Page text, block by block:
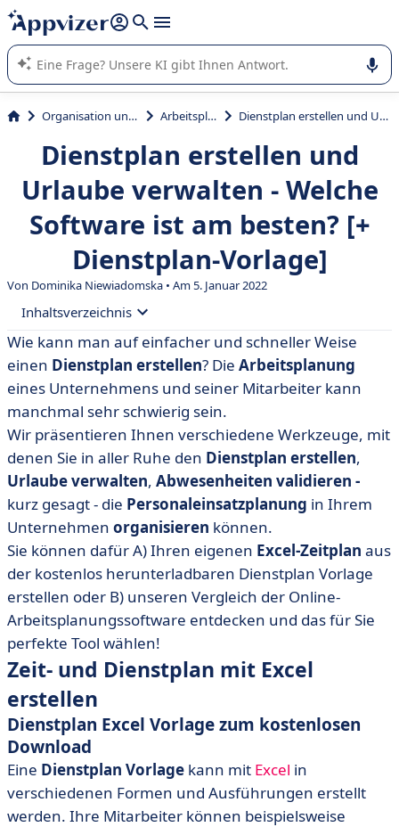
beantworten (mehrere Zeilen mit
Die KI von Appvizer führt Sie bei der Nutzung oder Auswahl
von SaaS-Software in Unternehmen.
Organisation und Planung Arbeitsplanung Dienstplan erstellen und Urlaube verwalten - Welche Software ist am besten? [+ Dienstplan-Vorlage]
Dienstplan erstellen und
Urlaube verwalten - Welche
Software ist am besten? [+
Dienstplan-Vorlage]
Von Dominika Niewiadomska • Am 5. Januar 2022
Inhaltsverzeichnis
• Zeit- und Dienstplan mit Excel erstellen
• Vorteile von Online-Software
• Mit Apps ein Dienstplan erstellen
• Eine effiziente Dienstplanung als Schlüssel zum Erfolg
Wie kann man auf einfacher und schneller Weise
einen Dienstplan erstellen? Die Arbeitsplanung
eines Unternehmens und seiner Mitarbeiter kann
manchmal sehr schwierig sein.
Wir präsentieren Ihnen verschiedene Werkzeuge, mit
denen Sie in aller Ruhe den Dienstplan erstellen,
Urlaubeverwalten, Abwesenheiten validieren -
kurz gesagt - die Personaleinsatzplanung in Ihrem
Unternehmen organisieren können.
Sie können dafür A) Ihren eigenen Excel-Zeitplan aus
der kostenlos herunterladbaren Dienstplan Vorlage
erstellen oder B) unseren Vergleich der Online-
Arbeitsplanungssoftware entdecken und das für Sie
perfekte Tool wählen!
Zeit- und Dienstplan mit Excel
erstellen
Dienstplan Excel Vorlage zum kostenlosen
Download
Eine Dienstplan Vorlage kann mit Excel in
verschiedenen Formen und Ausführungen erstellt
werden. Ihre Mitarbeiter können beispielsweise